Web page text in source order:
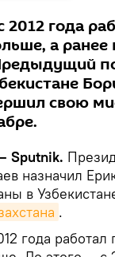
2012 года
а ранее
свою
Sputnik.
назначил
в
.
года работал